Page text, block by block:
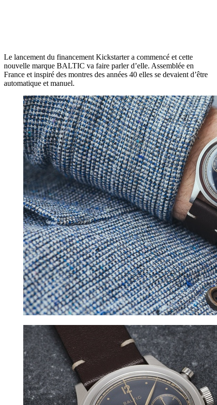
Le lancement du financement Kickstarter a commencé et cette
nouvelle marque BALTIC va faire parler d’elle. Assemblée en
France et inspiré des montres des années 40 elles se devaient d’être
automatique et manuel.